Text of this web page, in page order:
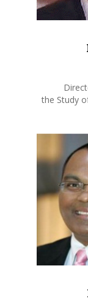
the Study